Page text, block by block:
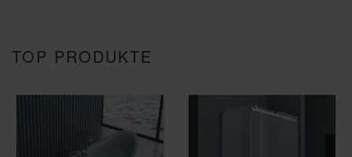
TOP PRODUKTE